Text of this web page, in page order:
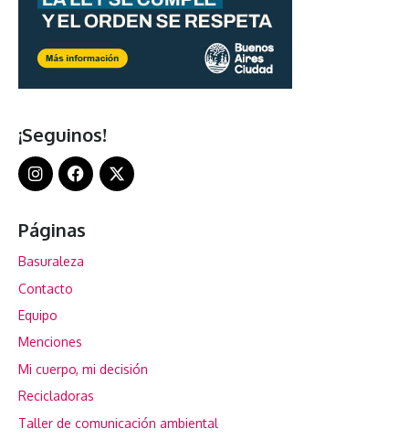
¡Seguinos!
Páginas
Basuraleza
Contacto
Equipo
Menciones
Mi cuerpo, mi decisión
Recicladoras
Taller de comunicación ambiental